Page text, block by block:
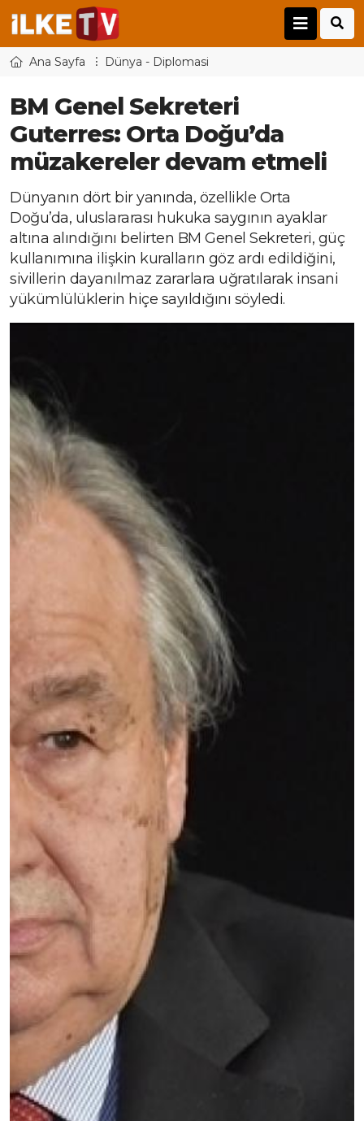
Ana Sayfa Dünya - Diplomasi
BM Genel Sekreteri
Guterres: Orta Doğu’da
müzakereler devam etmeli
Dünyanın dört bir yanında, özellikle Orta
Doğu’da, uluslararası hukuka saygının ayaklar
altına alındığını belirten BM Genel Sekreteri, güç
kullanımına ilişkin kuralların göz ardı edildiğini,
sivillerin dayanılmaz zararlara uğratılarak insani
yükümlülüklerin hiçe sayıldığını söyledi.